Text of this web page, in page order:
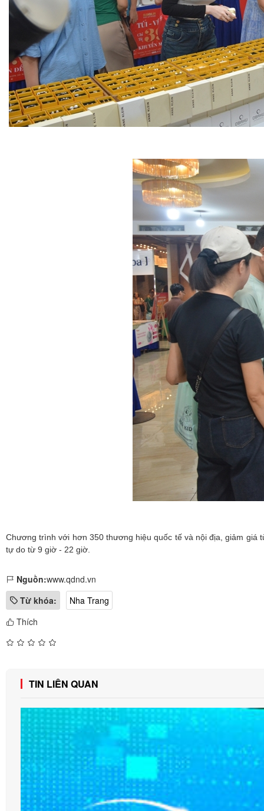
Chương trình với hơn 350 thương hiệu quốc tế và nội địa, giảm giá
tự do từ 9 giờ - 22 giờ.
Nguồn:www.qdnd.vn
Từ khóa:
Nha Trang
Thích
TIN LIÊN QUAN